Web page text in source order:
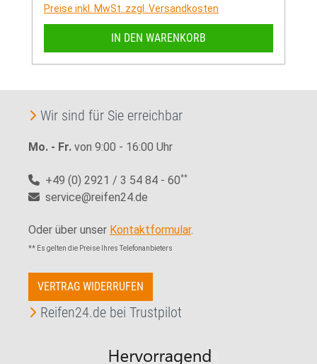
Preise inkl. MwSt. zzgl. Versandkosten
IN DEN WARENKORB
Wir sind für Sie erreichbar
Mo. - Fr. von 9:00 - 16:00 Uhr
+49 (0) 2921 / 3 54 84 - 60**
service@reifen24.de
Oder über unser Kontaktformular.
** Es gelten die Preise Ihres Telefonanbieters
VERTRAG WIDERRUFEN
Reifen24.de bei Trustpilot